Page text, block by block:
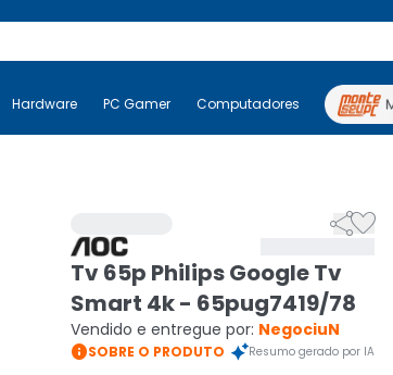
Black Ninja Hardware PC Gamer Computadores
Hardware PC Gamer Computadores Periféricos

Tv 65p Philips Google Tv
Smart 4k - 65pug7419/78
Vendido e entregue por: NegociuN
SOBRE O PRODUTO Resumo gerado por IA